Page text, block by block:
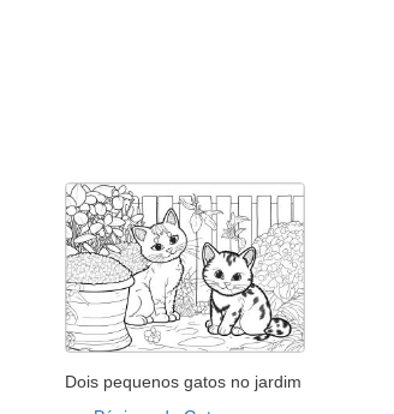
Dois pequenos gatos no jardim